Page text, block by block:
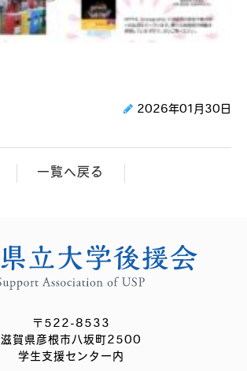
2026年01月30日
一覧へ戻る
〒522-8533
滋賀県彦根市八坂町2500
学生支援センター内